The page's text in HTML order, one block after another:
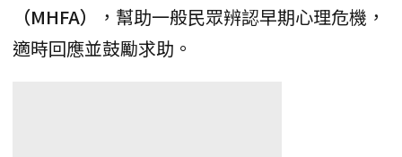
（MHFA）
，幫助一般民眾辨認早期心理危機，
適時回應並鼓勵求助。